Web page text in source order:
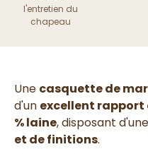
l'entretien du
chapeau
Une casquette de
d'un excellent
% laine, disposant d'une
et de finitions.